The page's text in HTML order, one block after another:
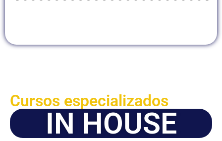
Cursos especializados
IN HOUSE